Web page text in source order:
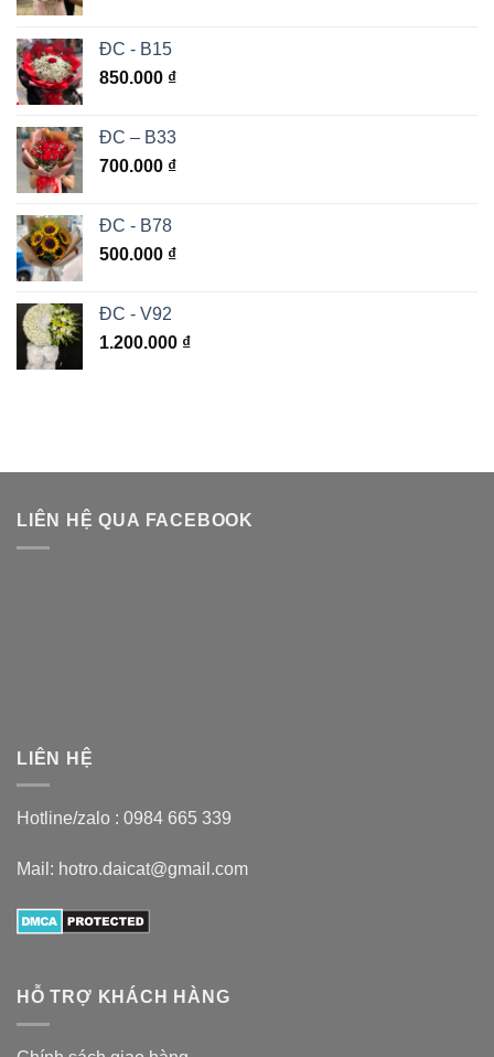
ĐC - B15
850.000 ₫
ĐC – B33
700.000 ₫
ĐC - B78
500.000 ₫
ĐC - V92
1.200.000 ₫
LIÊN HỆ QUA FACEBOOK
LIÊN HỆ
Hotline/zalo : 0984 665 339
Mail: hotro.daicat@gmail.com
HỖ TRỢ KHÁCH HÀNG